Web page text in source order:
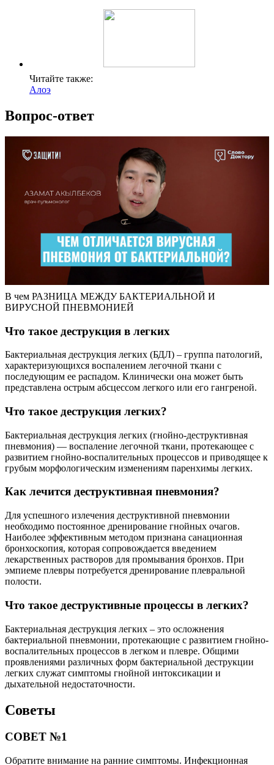
Читайте также:
Алоэ
Вопрос-ответ
В чем РАЗНИЦА МЕЖДУ БАКТЕРИАЛЬНОЙ И
ВИРУСНОЙ ПНЕВМОНИЕЙ
Что такое деструкция в легких
Бактериальная деструкция легких (БДЛ) – группа патологий,
характеризующихся воспалением легочной ткани с
последующим ее распадом. Клинически она может быть
представлена острым абсцессом легкого или его гангреной.
Что такое деструкция легких?
Бактериальная деструкция легких (гнойно-деструктивная
пневмония) — воспаление легочной ткани, протекающее с
развитием гнойно-воспалительных процессов и приводящее к
грубым морфологическим изменениям паренхимы легких.
Как лечится деструктивная пневмония?
Для успешного излечения деструктивной пневмонии
необходимо постоянное дренирование гнойных очагов.
Наиболее эффективным методом признана санационная
бронхоскопия, которая сопровождается введением
лекарственных растворов для промывания бронхов. При
эмпиеме плевры потребуется дренирование плевральной
полости.
Что такое деструктивные процессы в легких?
Бактериальная деструкция легких – это осложнения
бактериальной пневмонии, протекающие с развитием гнойно-
воспалительных процессов в легком и плевре. Общими
проявлениями различных форм бактериальной деструкции
легких служат симптомы гнойной интоксикации и
дыхательной недостаточности.
Советы
СОВЕТ №1
Обратите внимание на ранние симптомы. Инфекционная